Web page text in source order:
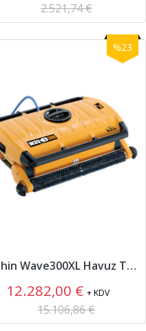
2.521,74 €
%23
Dolphin Wave300XL Havuz Temizleme Robotu
12.282,00 €+ KDV
15.106,86 €